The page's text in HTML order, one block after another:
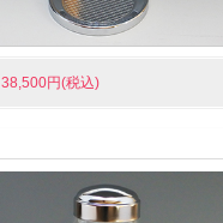
38,500円(税込)